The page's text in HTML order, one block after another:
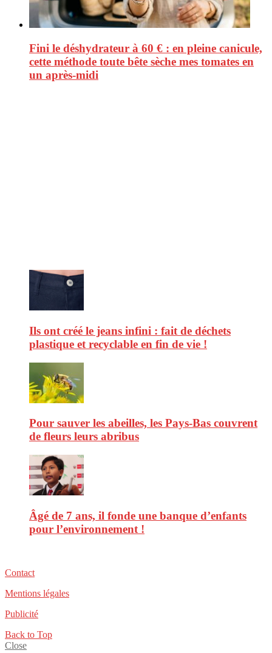
Fini le déshydrateur à 60 € : en pleine canicule,
cette méthode toute bête sèche mes tomates en
un après-midi
Ils ont créé le jeans infini : fait de déchets
plastique et recyclable en fin de vie !
Pour sauver les abeilles, les Pays-Bas couvrent
de fleurs leurs abribus
Âgé de 7 ans, il fonde une banque d’enfants
pour l’environnement !
Contact
Mentions légales
Publicité
Back to Top
Close